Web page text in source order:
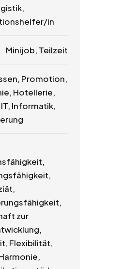
in
Minijob, Teilzeit
Promotion,
Hotellerie,
Informatik,
zur
Flexibilität,